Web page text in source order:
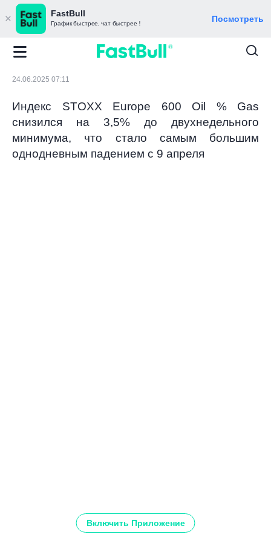
FastBull
График быстрее, чат быстрее！ Посмотреть
24.06.2025 07:11
Индекс STOXX Europe 600 Oil % Gas
снизился на 3,5% до двухнедельного
минимума, что стало самым большим
однодневным падением с 9 апреля
Включить Приложение